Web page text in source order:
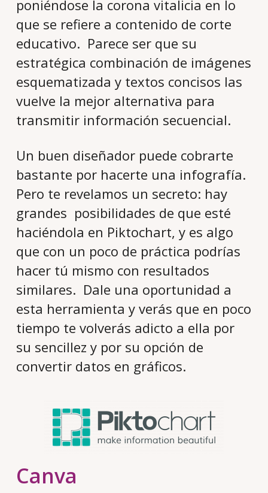
poniéndose la corona vitalicia en lo
que se refiere a contenido de corte
educativo. Parece ser que su
estratégica combinación de imágenes
esquematizada y textos concisos las
vuelve la mejor alternativa para
transmitir información secuencial.
Un buen diseñador puede cobrarte
bastante por hacerte una infografía.
Pero te revelamos un secreto: hay
grandes posibilidades de que esté
haciéndola en Piktochart, y es algo
que con un poco de práctica podrías
hacer tú mismo con resultados
similares. Dale una oportunidad a
esta herramienta y verás que en poco
tiempo te volverás adicto a ella por
su sencillez y por su opción de
convertir datos en gráficos.
Canva